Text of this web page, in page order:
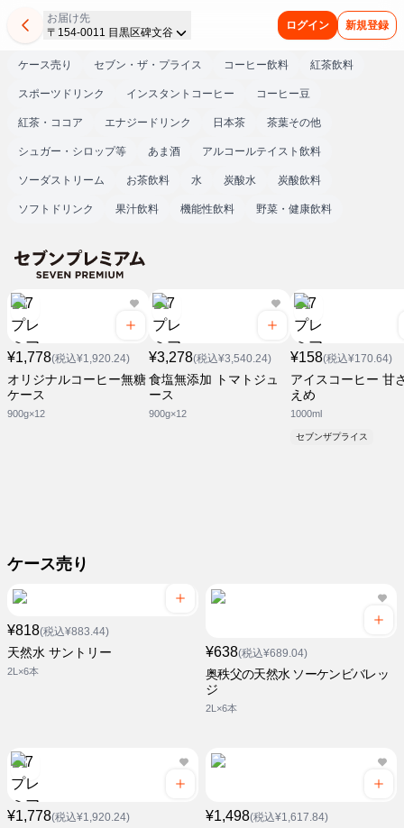
お届け先
〒154-0011 目黒区碑文谷
ログイン 新規登録
ケース売り セブン・ザ・プライス コーヒー飲料 紅茶飲料
スポーツドリンク インスタントコーヒー コーヒー豆
紅茶・ココア エナジードリンク 日本茶 茶葉その他
シュガー・シロップ等 あま酒 アルコールテイスト飲料
ソーダストリーム お茶飲料 水 炭酸水 炭酸飲料
ソフトドリンク 果汁飲料 機能性飲料 野菜・健康飲料
¥1,778(税込¥1,920.24)
オリジナルコーヒー無糖
ケース
900g×12
¥3,278(税込¥3,540.24)
食塩無添加 トマトジュ
ース
900g×12
¥158(税込¥170.64)
アイスコーヒー 甘
えめ
1000ml
セブンザプライス
ケース売り
¥818(税込¥883.44)
天然水 サントリー
2L×6本
¥638(税込¥689.04)
奥秩父の天然水 ソーケンビバレッ
ジ
2L×6本
¥1,778(税込¥1,920.24) ¥1,498(税込¥1,617.84)